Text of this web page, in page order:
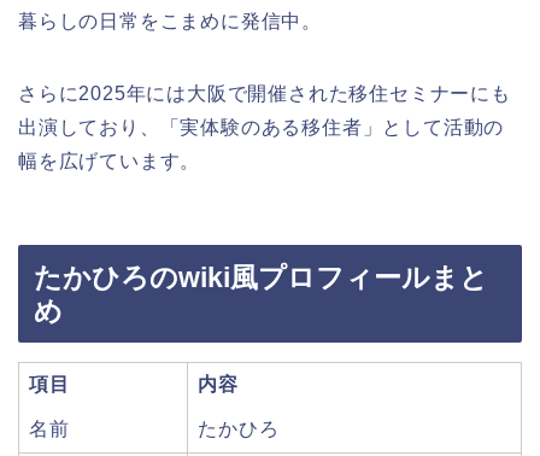
暮らしの日常をこまめに発信中。
さらに2025年には大阪で開催された移住セミナーにも
出演しており、「実体験のある移住者」として活動の
幅を広げています。
たかひろのwiki風プロフィールまと
め
項目 内容
名前 たかひろ